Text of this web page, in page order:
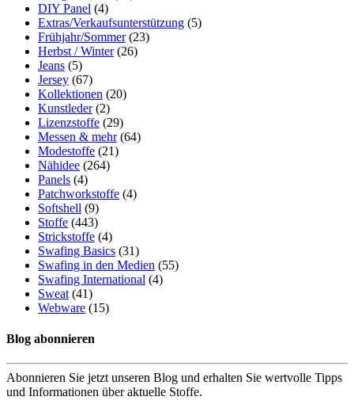
DIY Panel (4)
Extras/Verkaufsunterstützung (5)
Frühjahr/Sommer (23)
Herbst / Winter (26)
Jeans (5)
Jersey (67)
Kollektionen (20)
Kunstleder (2)
Lizenzstoffe (29)
Messen & mehr (64)
Modestoffe (21)
Nähidee (264)
Panels (4)
Patchworkstoffe (4)
Softshell (9)
Stoffe (443)
Strickstoffe (4)
Swafing Basics (31)
Swafing in den Medien (55)
Swafing International (4)
Sweat (41)
Webware (15)
Blog abonnieren
Abonnieren Sie jetzt unseren Blog und erhalten Sie wertvolle Tipps
und Informationen über aktuelle Stoffe.